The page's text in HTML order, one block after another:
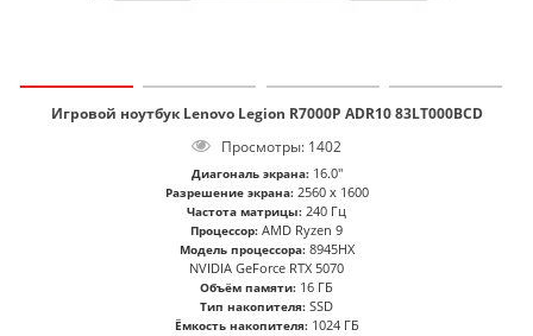
Игровой ноутбук Lenovo Legion R7000P ADR10 83LT000BCD
Просмотры: 1402
Диагональ экрана: 16.0"
Разрешение экрана: 2560 x 1600
Частота матрицы: 240 Гц
Процессор: AMD Ryzen 9
Модель процессора: 8945HX
NVIDIA GeForce RTX 5070
Объём памяти: 16 ГБ
Тип накопителя: SSD
Ёмкость накопителя: 1024 ГБ